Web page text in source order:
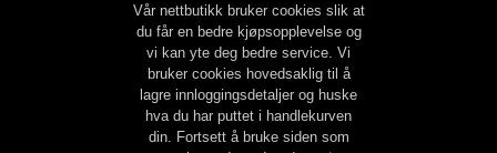
Vår nettbutikk bruker cookies slik at
du får en bedre kjøpsopplevelse og
vi kan yte deg bedre service. Vi
bruker cookies hovedsaklig til å
lagre innloggingsdetaljer og huske
hva du har puttet i handlekurven
din. Fortsett å bruke siden som